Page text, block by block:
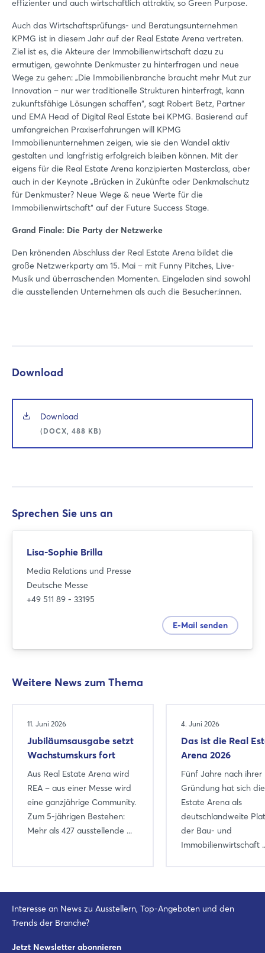
effizienter und auch wirtschaftlich attraktiv, so Green Purpose.
Auch das Wirtschaftsprüfungs- und Beratungsunternehmen
KPMG ist in diesem Jahr auf der Real Estate Arena vertreten.
Ziel ist es, die Akteure der Immobilienwirtschaft dazu zu
ermutigen, gewohnte Denkmuster zu hinterfragen und neue
Wege zu gehen: „Die Immobilienbranche braucht mehr Mut zur
Innovation – nur wer traditionelle Strukturen hinterfragt, kann
zukunftsfähige Lösungen schaffen“, sagt Robert Betz, Partner
und EMA Head of Digital Real Estate bei KPMG. Basierend auf
umfangreichen Praxiserfahrungen will KPMG
Immobilienunternehmen zeigen, wie sie den Wandel aktiv
gestalten und langfristig erfolgreich bleiben können. Mit der
eigens für die Real Estate Arena konzipierten Masterclass, aber
auch in der Keynote „Brücken in Zukünfte oder Denkmalschutz
für Denkmuster? Neue Wege & neue Werte für die
Immobilienwirtschaft“ auf der Future Success Stage.
Grand Finale: Die Party der Netzwerke
Den krönenden Abschluss der Real Estate Arena bildet die
große Netzwerkparty am 15. Mai – mit Funny Pitches, Live-
Musik und überraschenden Momenten. Eingeladen sind sowohl
die ausstellenden Unternehmen als auch die Besucher:innen.
Download
Download
(DOCX, 488 KB)
Sprechen Sie uns an
Lisa-Sophie Brilla
Media Relations und Presse
Deutsche Messe
+49 511 89 - 33195
E-Mail senden
Weitere News zum Thema
11. Juni 2026
Jubiläumsausgabe setzt
Wachstumskurs fort
Aus Real Estate Arena wird
REA – aus einer Messe wird
eine ganzjährige Community.
Zum 5-jährigen Bestehen:
Mehr als 427 ausstellende ...
4. Juni 2026
Das ist die Real
Arena 2026
Fünf Jahre nach ihrer
Gründung hat sich
Estate Arena als
deutschlandweite
der Bau- und
Immobilienwirtschaft
Interesse an News zu Ausstellern, Top-Angeboten und den
Trends der Branche?
Jetzt Newsletter abonnieren